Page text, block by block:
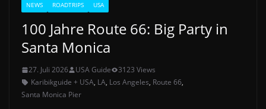
NEWS ROADTRIPS USA
100 Jahre Route 66: Big Party in
Santa Monica
27. Juli 2026 USA Guide
3123 Views
Karibikguide + USA, LA, Los Angeles, Route 66,
Santa Monica Pier